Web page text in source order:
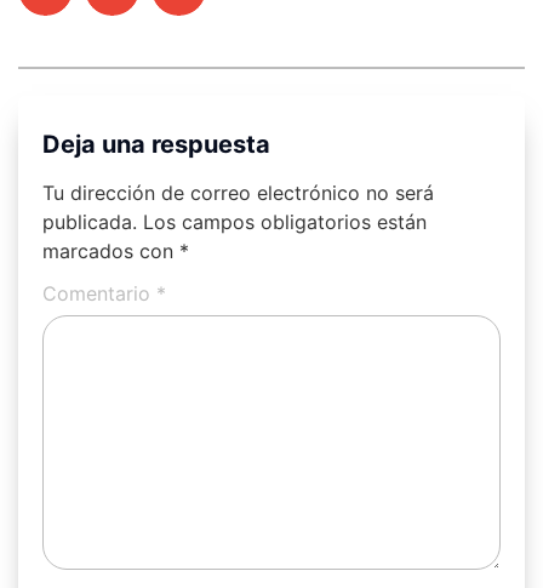
Deja una respuesta
Tu dirección de correo electrónico no será
publicada. Los campos obligatorios están
marcados con *
Comentario *